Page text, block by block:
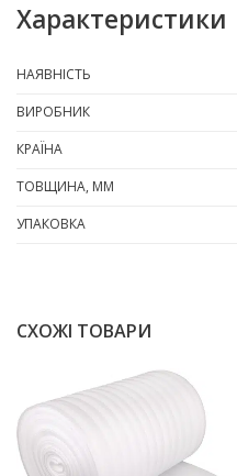
Характеристики
НАЯВНІСТЬ
ВИРОБНИК
КРАЇНА
ТОВЩИНА, ММ
УПАКОВКА
СХОЖІ ТОВАРИ